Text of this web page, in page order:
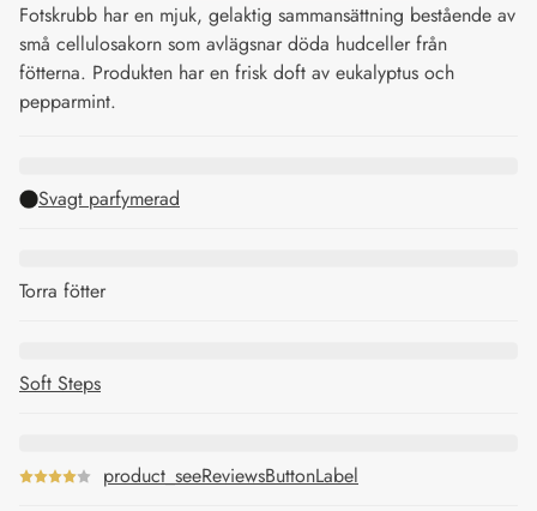
Fotskrubb har en mjuk, gelaktig sammansättning bestående av
små cellulosakorn som avlägsnar döda hudceller från
fötterna. Produkten har en frisk doft av eukalyptus och
pepparmint.
Svagt parfymerad
Torra fötter
Soft Steps
product_seeReviewsButtonLabel